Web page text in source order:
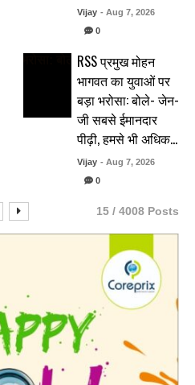
Vijay - Aug 7, 2026
0
RSS प्रमुख मोहन
भागवत का युवाओं पर
बड़ा भरोसा: बोले- जेन-
जी सबसे ईमानदार
पीढ़ी, हमसे भी अधिक…
Vijay - Aug 7, 2026
0
15 / 4008 Posts